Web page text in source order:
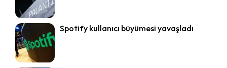
Spotify kullanıcı büyümesi yavaşladı